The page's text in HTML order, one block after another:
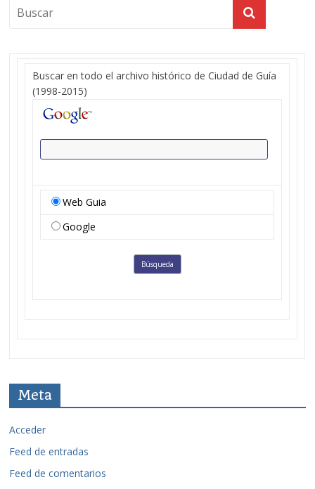
Buscar en todo el archivo histórico de Ciudad de Guía
(1998-2015)
Web Guia
Google
Meta
Acceder
Feed de entradas
Feed de comentarios